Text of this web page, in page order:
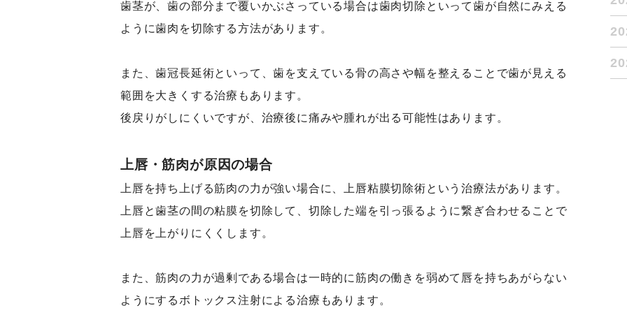
歯茎が、歯の部分まで覆いかぶさっている場合は歯肉切除といって歯が自然にみえる
ように歯肉を切除する方法があります。
また、歯冠長延術といって、歯を支えている骨の高さや幅を整えることで歯が見える
範囲を大きくする治療もあります。
後戻りがしにくいですが、治療後に痛みや腫れが出る可能性はあります。
上唇・筋肉が原因の場合
上唇を持ち上げる筋肉の力が強い場合に、上唇粘膜切除術という治療法があります。
上唇と歯茎の間の粘膜を切除して、切除した端を引っ張るように繋ぎ合わせることで
上唇を上がりにくくします。
また、筋肉の力が過剰である場合は一時的に筋肉の働きを弱めて唇を持ちあがらない
ようにするボトックス注射による治療もあります。